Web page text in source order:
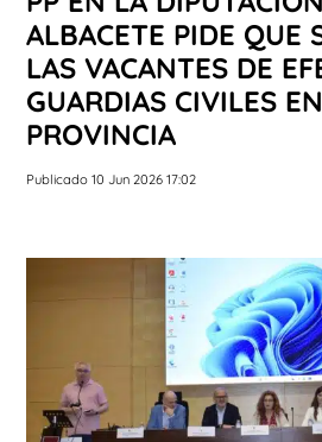
ALBACETE PIDE QUE
LAS VACANTES DE
GUARDIAS CIVILES
PROVINCIA
Publicado 10 Jun 2026 17:02